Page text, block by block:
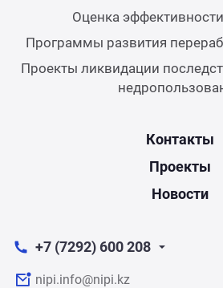
Оценка
Программы развития
Проекты ликвидации
Контакты
Проекты
Новости
+7 (7292) 600 208
nipi.info@nipi.kz